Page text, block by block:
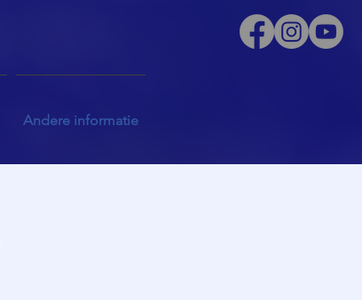
Andere informatie